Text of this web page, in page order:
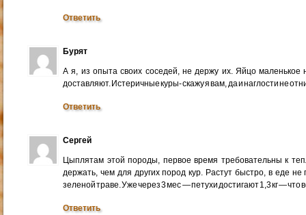
Ответить
Бурят
А я, из опыта своих соседей, не держу их. Яйцо маленькое
доставляют. Истеричные куры- скажу я вам, да и наглости не
Ответить
Сергей
Цыплятам этой породы, первое время требовательны к
держать, чем для других пород кур. Растут быстро, в еде
зеленой траве. Уже через 3 мес — петухи достигают 1,3 кг — что
Ответить